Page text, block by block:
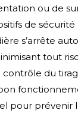
ou de
de sécurité
s’arrête
tout
contrôle du
pour